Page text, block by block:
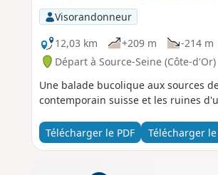
Visorandonneur
12,03 km
+209 m -214 m
Départ à Source-Seine (Côte-d'Or)
Une balade bucolique aux sources
contemporain suisse et les ruines
Télécharger le PDF Télécharger le